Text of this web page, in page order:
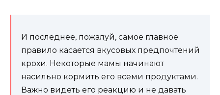
И последнее, пожалуй, самое главное
правило касается вкусовых предпочтений
крохи. Некоторые мамы начинают
насильно кормить его всеми продуктами.
Важно видеть его реакцию и не давать